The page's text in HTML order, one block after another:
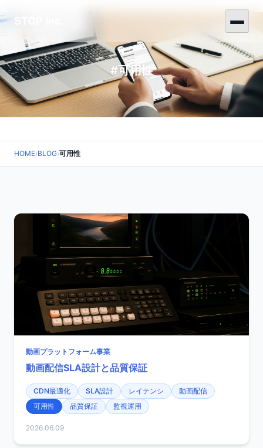
#可用性
HOME›BLOG›可用性
動画プラットフォーム事業
動画配信SLA設計と品質保証
CDN最適化 SLA設計 レイテンシ
動画配信
可用性
品質保証 監視運用
2026.06.09